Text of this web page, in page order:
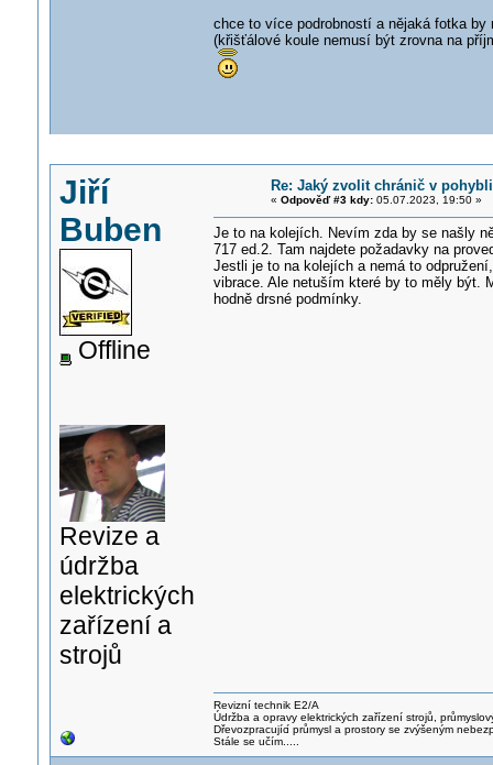
chce to více podrobností a nějaká fotka by
(křišťálové koule nemusí být zrovna na
Jiří
Buben
Offline
Revize a
údržba
elektrických
zařízení a
strojů
Re: Jaký zvolit chránič v
« Odpověď #3 kdy:05.07.2023, 19:50 »
Je to na kolejích. Nevím zda by se našly
717 ed.2. Tam najdete požadavky na
Jestli je to na kolejích a nemá to
vibrace. Ale netuším které by to měly být.
hodně drsné podmínky.
Revizní technik E2/A
Údržba a opravy elektrických zařízení strojů,
Dřevozpracující průmysl a prostory se zvýšeným
Stále se učím.....